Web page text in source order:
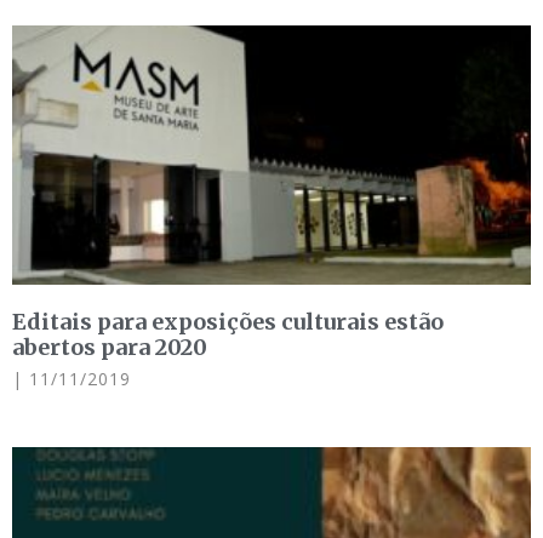
Editais para exposições culturais estão
abertos para 2020
11/11/2019